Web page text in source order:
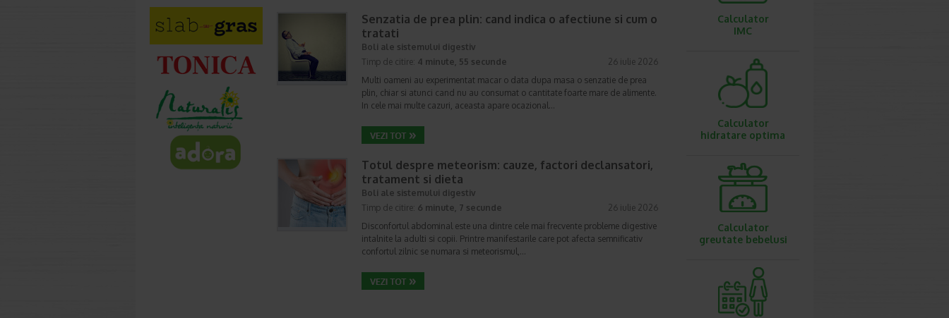
Senzatia de prea plin: cand indica o afectiune si cum o
tratati
Boli ale sistemului digestiv
Timp de citire: 4 minute, 55 secunde
26 iulie 2026
Multi oameni au experimentat macar o data dupa masa o senzatie de prea
plin, chiar si atunci cand nu au consumat o cantitate foarte mare de alimente.
In cele mai multe cazuri, aceasta apare ocazional…
Totul despre meteorism: cauze, factori declansatori,
tratament si dieta
Boli ale sistemului digestiv
Timp de citire: 6 minute, 7 secunde
26 iulie 2026
Disconfortul abdominal este una dintre cele mai frecvente probleme digestive
intalnite la adulti si copii. Printre manifestarile care pot afecta semnificativ
confortul zilnic se numara si meteorismul,…
Calculator
IMC
Calculator
hidratare optima
Calculator
greutate bebelusi